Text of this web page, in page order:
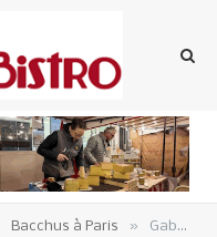
Bacchus à Paris » Gab illustre la Ficelle de Saint-Pourçain 2024